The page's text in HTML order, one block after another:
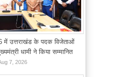
में उत्तराखंड के पदक विजेताओं
धामी ने किया सम्मानित
7, 2026